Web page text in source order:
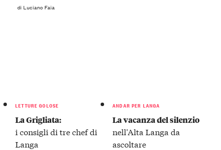
di Luciano Faia
LETTURE GOLOSE
La Grigliata:
i consigli di tre chef di
Langa
ANDAR PER LANGA
La vacanza del silenzio
nell'Alta Langa da
ascoltare